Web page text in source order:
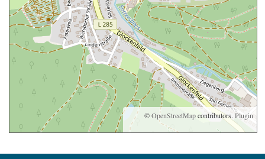
©OpenStreetMapcontributors. Plugin